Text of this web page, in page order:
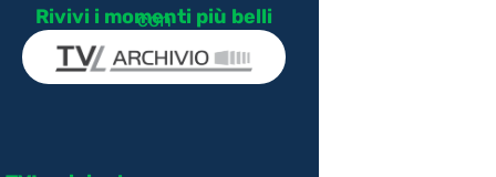
Rivivi i momenti più belli
con